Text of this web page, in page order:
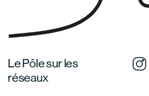
Le Pôle sur les
réseaux